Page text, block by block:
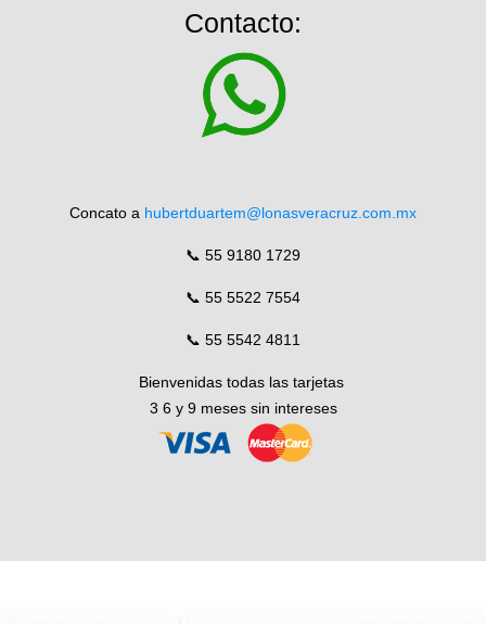
Contacto:
Concato a hubertduartem@lonasveracruz.com.mx
📞 55 9180 1729
📞 55 5522 7554
📞 55 5542 4811
Bienvenidas todas las tarjetas
3 6 y 9 meses sin intereses